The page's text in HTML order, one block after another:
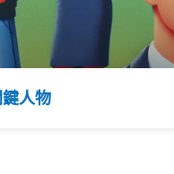
人物